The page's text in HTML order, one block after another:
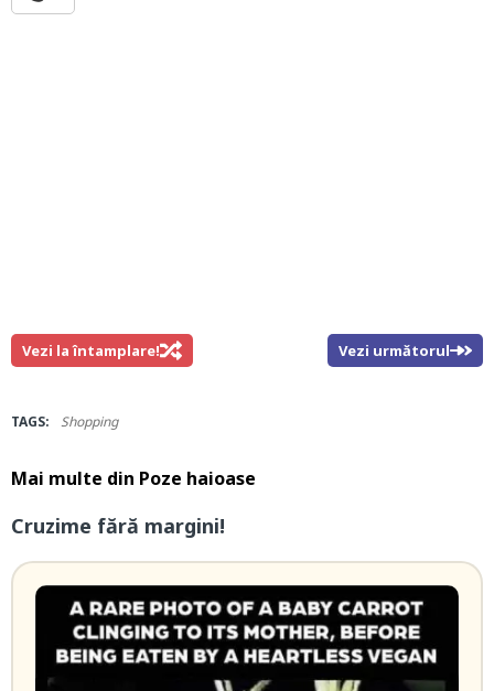
Vezi la întamplare! Vezi următorul
TAGS: Shopping
Mai multe din Poze haioase
Cruzime fără margini!